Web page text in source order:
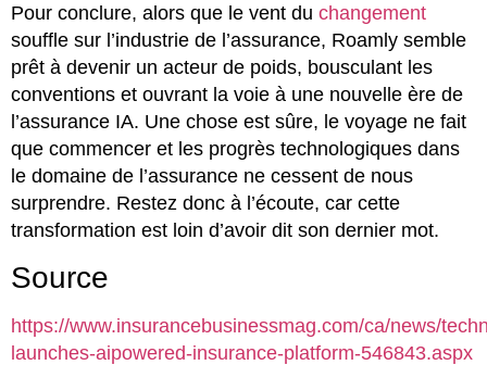
Pour conclure, alors que le vent du changement
souffle sur l’industrie de l’assurance, Roamly semble
prêt à devenir un acteur de poids, bousculant les
conventions et ouvrant la voie à une nouvelle ère de
l’assurance IA. Une chose est sûre, le voyage ne fait
que commencer et les progrès technologiques dans
le domaine de l’assurance ne cessent de nous
surprendre. Restez donc à l’écoute, car cette
transformation est loin d’avoir dit son dernier mot.
Source
https://www.insurancebusinessmag.com/ca/news/
launches-aipowered-insurance-platform-546843.aspx